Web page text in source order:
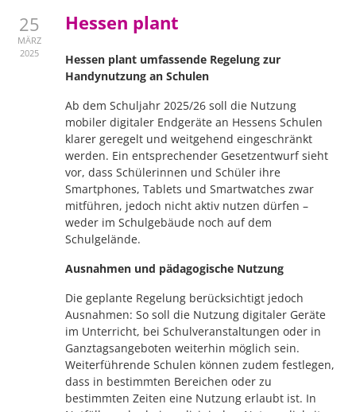
25
MÄRZ
2025
Hessen plant
Hessen plant umfassende Regelung zur
Handynutzung an Schulen
Ab dem Schuljahr 2025/26 soll die Nutzung
mobiler digitaler Endgeräte an Hessens Schulen
klarer geregelt und weitgehend eingeschränkt
werden. Ein entsprechender Gesetzentwurf sieht
vor, dass Schülerinnen und Schüler ihre
Smartphones, Tablets und Smartwatches zwar
mitführen, jedoch nicht aktiv nutzen dürfen –
weder im Schulgebäude noch auf dem
Schulgelände.
Ausnahmen und pädagogische Nutzung
Die geplante Regelung berücksichtigt jedoch
Ausnahmen: So soll die Nutzung digitaler Geräte
im Unterricht, bei Schulveranstaltungen oder in
Ganztagsangeboten weiterhin möglich sein.
Weiterführende Schulen können zudem festlegen,
dass in bestimmten Bereichen oder zu
bestimmten Zeiten eine Nutzung erlaubt ist. In